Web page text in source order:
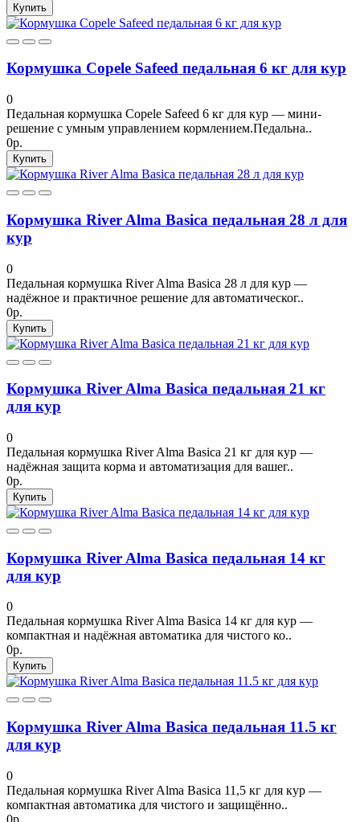
Купить
Кормушка Copele Safeed педальная 6 кг для кур
0
Педальная кормушка Copele Safeed 6 кг для кур — мини-
решение с умным управлением кормлением.Педальна..
0р.
Купить
Кормушка River Alma Basica педальная 28 л для
кур
0
Педальная кормушка River Alma Basica 28 л для кур —
надёжное и практичное решение для автоматическог..
0р.
Купить
Кормушка River Alma Basica педальная 21 кг
для кур
0
Педальная кормушка River Alma Basica 21 кг для кур —
надёжная защита корма и автоматизация для вашег..
0р.
Купить
Кормушка River Alma Basica педальная 14 кг
для кур
0
Педальная кормушка River Alma Basica 14 кг для кур —
компактная и надёжная автоматика для чистого ко..
0р.
Купить
Кормушка River Alma Basica педальная 11.5 кг
для кур
0
Педальная кормушка River Alma Basica 11,5 кг для кур —
компактная автоматика для чистого и защищённо..
0р.